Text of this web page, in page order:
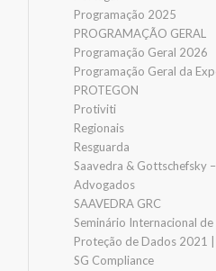
Programação 2025
PROGRAMAÇÃO GERAL
Programação Geral 2026
Programação Geral da
PROTEGON
Protiviti
Regionais
Resguarda
Saavedra & Gottschefsky
Advogados
SAAVEDRA GRC
Seminário Internacional
Proteção de Dados 2021
SG Compliance